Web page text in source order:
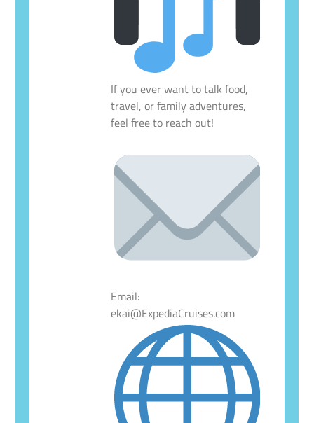
If you ever want to talk food,
travel, or family adventures,
feel free to reach out!
Email:
ekai@ExpediaCruises.com